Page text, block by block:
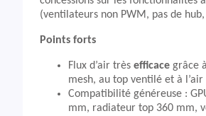
(ventilateurs non PWM, pas de hub,
Points forts
Flux d’air très efficace grâce
mesh, au top ventilé et à l’air
Compatibilité généreuse :
mm, radiateur top 360 mm,